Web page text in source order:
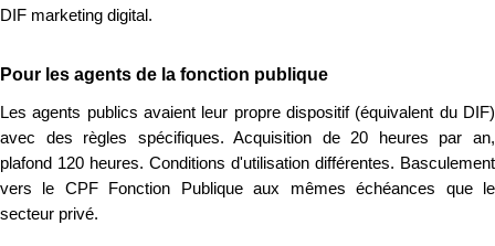
DIF marketing digital.
Pour les agents de la fonction publique
Les agents publics avaient leur propre dispositif (équivalent du DIF)
avec des règles spécifiques. Acquisition de 20 heures par an,
plafond 120 heures. Conditions d'utilisation différentes. Basculement
vers le CPF Fonction Publique aux mêmes échéances que le
secteur privé.